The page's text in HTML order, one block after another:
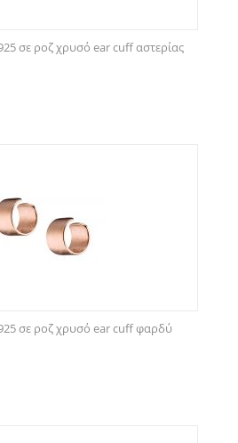
σε ροζ χρυσό ear cuff αστερίας
σε ροζ χρυσό ear cuff φαρδύ